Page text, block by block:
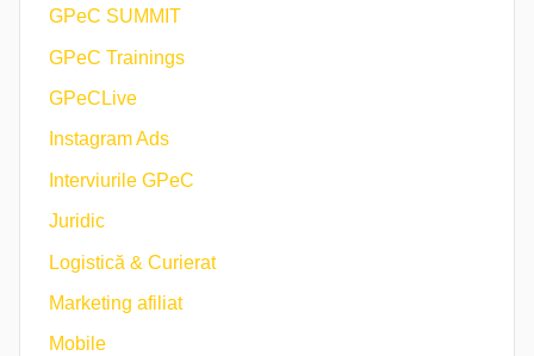
GPeC SUMMIT
GPeC Trainings
GPeCLive
Instagram Ads
Interviurile GPeC
Juridic
Logistică & Curierat
Marketing afiliat
Mobile